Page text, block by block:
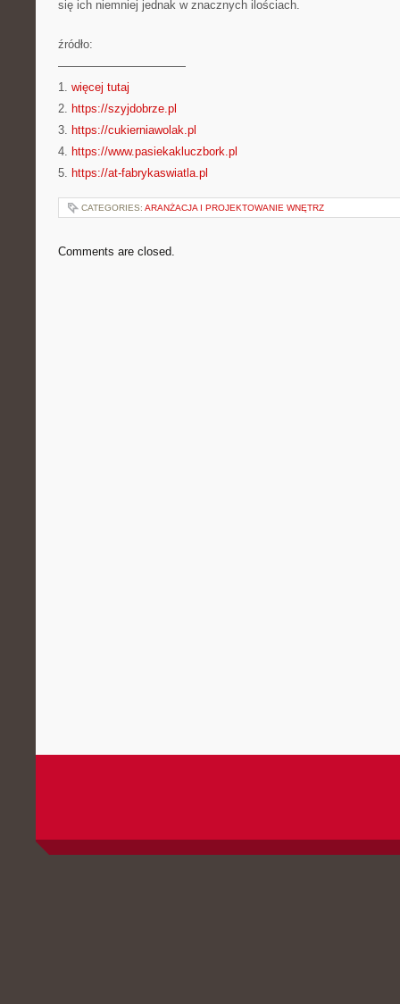
się ich niemniej jednak w znacznych ilościach.
źródło:
———————————
1. więcej tutaj
2. https://szyjdobrze.pl
3. https://cukierniawolak.pl
4. https://www.pasiekakluczbork.pl
5. https://at-fabrykaswiatla.pl
CATEGORIES: ARANŻACJA I PROJEKTOWANIE WNĘTRZ
Comments are closed.